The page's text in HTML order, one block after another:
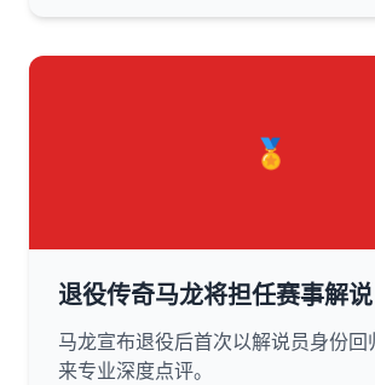
🏅
退役传奇马龙将担任赛事解说
马龙宣布退役后首次以解说员身份
来专业深度点评。